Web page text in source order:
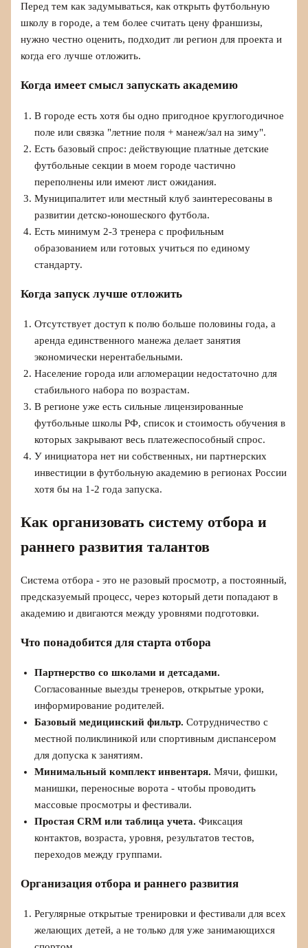
Перед тем как задумываться, как открыть футбольную
школу в городе, а тем более считать цену франшизы,
нужно честно оценить, подходит ли регион для проекта и
когда его лучше отложить.
Когда имеет смысл запускать академию
В городе есть хотя бы одно пригодное круглогодичное
поле или связка "летние поля + манеж/зал на зиму".
Есть базовый спрос: действующие платные детские
футбольные секции в моем городе частично
переполнены или имеют лист ожидания.
Муниципалитет или местный клуб заинтересованы в
развитии детско-юношеского футбола.
Есть минимум 2-3 тренера с профильным
образованием или готовых учиться по единому
стандарту.
Когда запуск лучше отложить
Отсутствует доступ к полю больше половины года, а
аренда единственного манежа делает занятия
экономически нерентабельными.
Население города или агломерации недостаточно для
стабильного набора по возрастам.
В регионе уже есть сильные лицензированные
футбольные школы РФ, список и стоимость обучения в
которых закрывают весь платежеспособный спрос.
У инициатора нет ни собственных, ни партнерских
инвестиции в футбольную академию в регионах России
хотя бы на 1-2 года запуска.
Как организовать систему отбора и
раннего развития талантов
Система отбора - это не разовый просмотр, а постоянный,
предсказуемый процесс, через который дети попадают в
академию и двигаются между уровнями подготовки.
Что понадобится для старта отбора
Партнерство со школами и детсадами.
Согласованные выезды тренеров, открытые уроки,
информирование родителей.
Базовый медицинский фильтр. Сотрудничество с
местной поликлиникой или спортивным диспансером
для допуска к занятиям.
Минимальный комплект инвентаря. Мячи, фишки,
манишки, переносные ворота - чтобы проводить
массовые просмотры и фестивали.
Простая CRM или таблица учета. Фиксация
контактов, возраста, уровня, результатов тестов,
переходов между группами.
Организация отбора и раннего развития
Регулярные открытые тренировки и фестивали для всех
желающих детей, а не только для уже занимающихся